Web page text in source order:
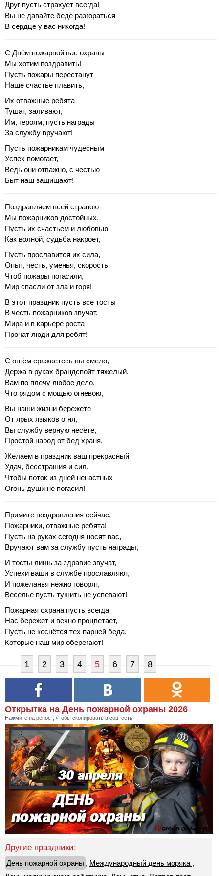
Друг пусть страхует всегда!
Вы не давайте беде разгораться
В сердце у вас никогда!
С Днём пожарной вас охраны
Мы хотим поздравить!
Пусть пожары перестанут
Наше счастье плавить,
Их отважные ребята
Тушат, заливают,
Им, героям, пусть награды
За службу вручают!
Пусть пожарникам чудесным
Успех помогает,
Ведь они отважно, с честью
Быт наш защищают!
Поздравляем всей страною
Мы пожарников достойных,
Пусть их счастьем и любовью,
Как волной, судьба накроет,
Пусть прославится их сила,
Опыт, честь, уменья, скорость,
Чтоб пожары погасили,
Мир спасли от зла и горя!
В этот праздник пусть все тосты
В честь пожарников звучат,
Мира и в карьере роста
Прочат люди для ребят!
С огнём сражаетесь вы смело,
Держа в руках брандспойт тяжелый,
Вам по плечу любое дело,
Что рядом с мощью огневою,
Вы наши жизни бережете
От ярых языков огня,
Вы службу верную несёте,
Простой народ от бед храня,
Желаем в праздник ваш прекрасный
Удач, бесстрашия и сил,
Чтобы поток из дней ненастных
Огонь души не погасил!
Примите поздравления сейчас,
Пожарники, отважные ребята!
Пусть на руках сегодня носят вас,
Вручают вам за службу пусть награды,
И тосты лишь за здравие звучат,
Успехи ваши в службе прославляют,
И пожеланья нежно говорят,
Веселье пусть тушить не успевают!
Пожарная охрана пусть всегда
Нас бережет и вечно процветает,
Пусть не коснётся тех парней беда,
Которые наш мир оберегают!
1 2 3 4 5 6 7 8
Открытка на День пожарной охраны 2026
Нажмите на репост, чтобы скопировать в соц. сеть
Другие праздники:
День пожарной охраны , Международный день моряка ,